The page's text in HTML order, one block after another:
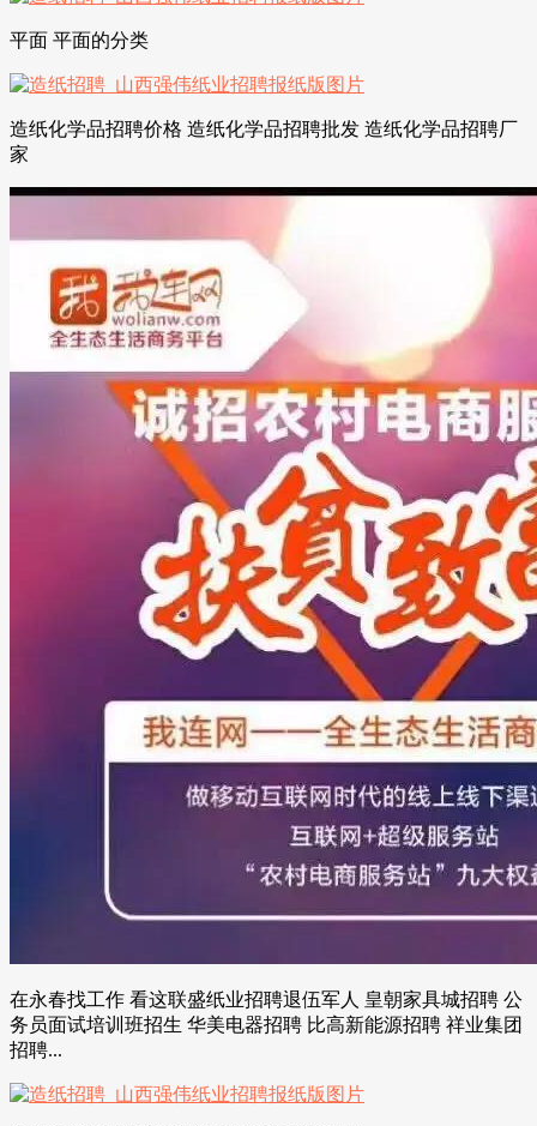
平面 平面的分类
造纸化学品招聘价格 造纸化学品招聘批发 造纸化学品招聘厂
家
在永春找工作 看这联盛纸业招聘退伍军人 皇朝家具城招聘 公
务员面试培训班招生 华美电器招聘 比高新能源招聘 祥业集团
招聘...